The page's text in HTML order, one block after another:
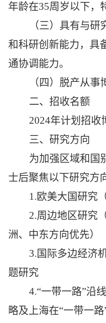
年龄在35周岁以下，
（三）具有与
和科研创新能力，具
通协调能力。
（四）脱产从事
二、 招收名额
2024年计划招收
三、 研究方向
为加强区域和国
士后聚焦以下研究方
1.欧美大国研究
2.周边地区研究
洲、中东方向优先）
3.国际多边经济
题研究
4.“一带一路”沿
略及上海在“一带一